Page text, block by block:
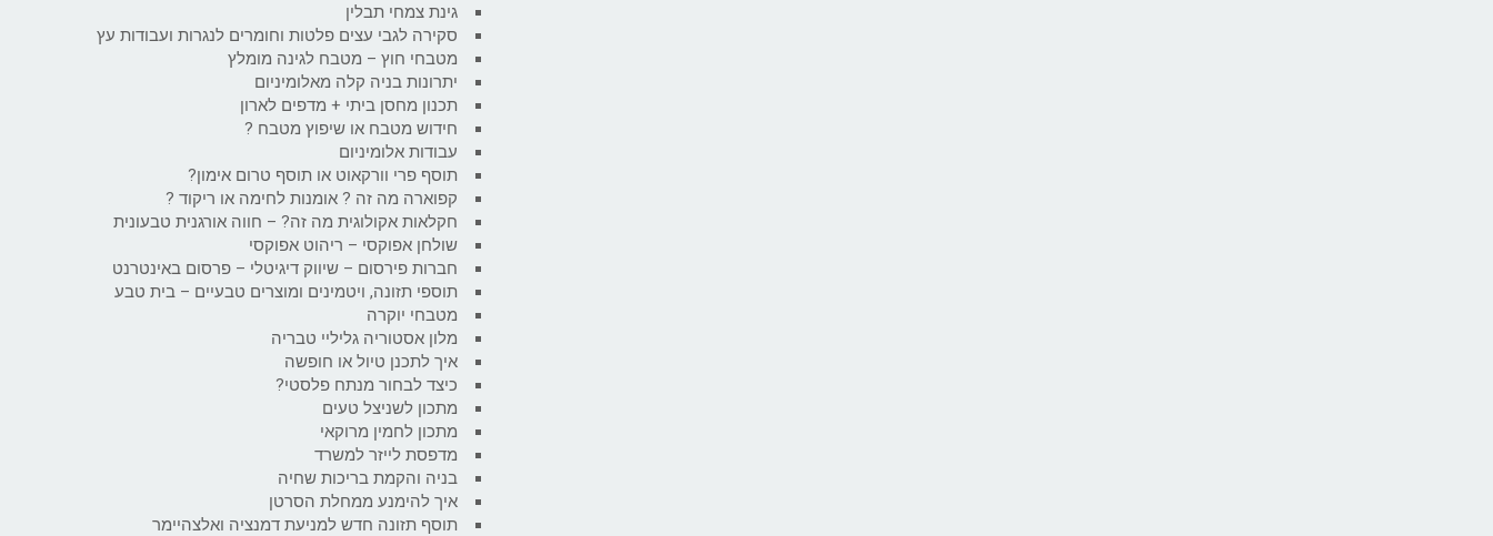
גינת צמחי תבלין
סקירה לגבי עצים פלטות וחומרים לנגרות ועבודות עץ
מטבחי חוץ – מטבח לגינה מומלץ
יתרונות בניה קלה מאלומיניום
תכנון מחסן ביתי + מדפים לארון
חידוש מטבח או שיפוץ מטבח ?
עבודות אלומיניום
תוסף פרי וורקאוט או תוסף טרום אימון?
קפוארה מה זה ? אומנות לחימה או ריקוד ?
חקלאות אקולוגית מה זה? – חווה אורגנית טבעונית
שולחן אפוקסי – ריהוט אפוקסי
חברות פירסום – שיווק דיגיטלי – פרסום באינטרנט
תוספי תזונה, ויטמינים ומוצרים טבעיים – בית טבע
מטבחי יוקרה
מלון אסטוריה גליליי טבריה
איך לתכנן טיול או חופשה
כיצד לבחור מנתח פלסטי?
מתכון לשניצל טעים
מתכון לחמין מרוקאי
מדפסת לייזר למשרד
בניה והקמת בריכות שחיה
איך להימנע ממחלת הסרטן
תוסף תזונה חדש למניעת דמנציה ואלצהיימר